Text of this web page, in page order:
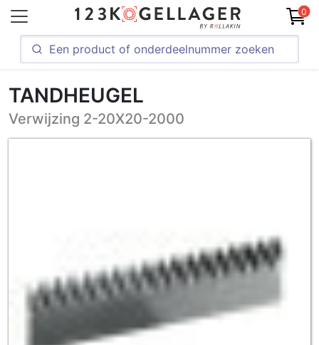
0
TANDHEUGEL
Verwijzing 2-20X20-2000